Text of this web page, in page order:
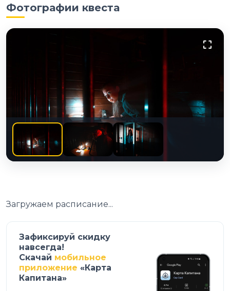
Фотографии квеста
Загружаем расписание...
Зафиксируй скидку
навсегда!
Скачай мобильное
приложение «Карта
Капитана»